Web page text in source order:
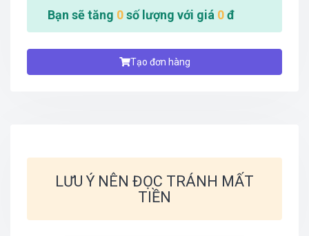
Bạn sẽ tăng 0số lượng với giá 0đ
Tạo đơn hàng
LƯU Ý NÊN ĐỌC TRÁNH MẤT
TIỀN